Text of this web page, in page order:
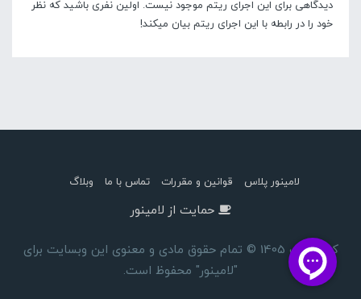
دیدگاهی برای این اجرای ریتم موجود نیست. اولین نفری باشید که نظر
خود را در رابطه با این اجرای ریتم بیان میکند!
لامینور پلاس قوانین و مقررات تماس با ما وبلاگ
حمایت از لامینور
کپی رایت 1405 © تمام حقوق مادی و معنوی این وبسایت برای
"لامینور" محفوظ است.